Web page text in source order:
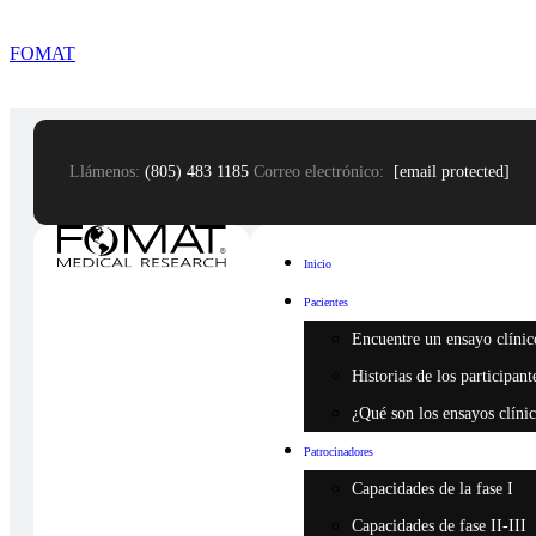
FOMAT
Llámenos: (805) 483 1185 Correo electrónico: [email protected]
Inicio
Pacientes
Encuentre un ensayo
Historias de los
¿Qué son los ensayos
Patrocinadores
Capacidades de la fase I
Capacidades de fase II-III